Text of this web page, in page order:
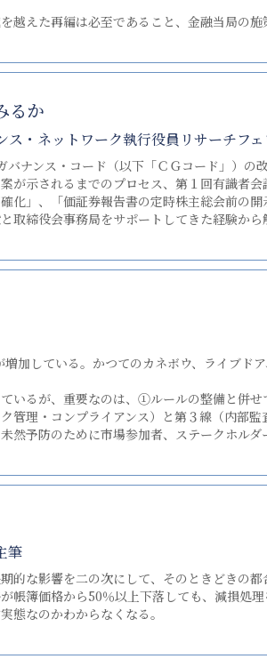
えた再編は必至であること、金融当局の
るか
・ネットワーク執行役員リサーチフェ
ナンス・コード（以下「ＣＧコード」）
が示されるまでのプロセス、第１回有識者
化」、「価証券報告書の定時株主総会前の
取締役会事務局をサポートしてきた経験から
加している。かつてのカネボウ、ライブド
いるが、重要なのは、①ルールの整備と併
管理・コンプライアンス）と第３線（内部
予防のために市場参加者、ステークホルダ
筆
的な影響を二の次にして、そのときどきの
帳簿価格から50％以上下落しても、減損処
態なのかわからなくなる。